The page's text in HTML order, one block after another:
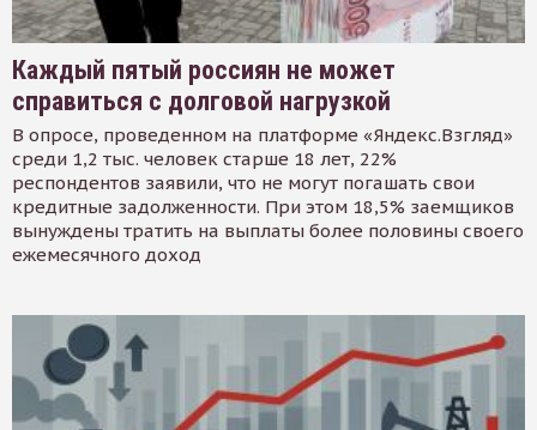
Каждый пятый россиян не может
справиться с долговой нагрузкой
В опросе, проведенном на платформе «Яндекс.Взгляд»
среди 1,2 тыс. человек старше 18 лет, 22%
респондентов заявили, что не могут погашать свои
кредитные задолженности. При этом 18,5% заемщиков
вынуждены тратить на выплаты более половины своего
ежемесячного доход